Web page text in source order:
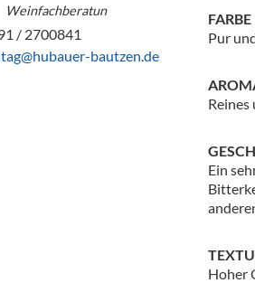
FARBE
Pur
Ein
Hoher
Weinfachberatun
/ 2700841
bautzen.de